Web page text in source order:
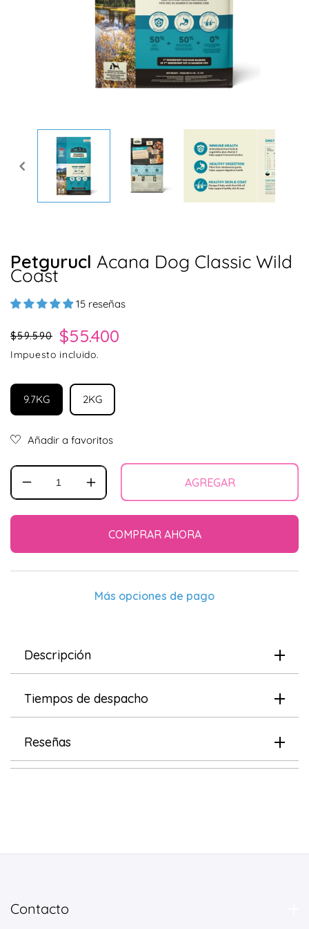
elemento
multimedia
en
una
Petgurucl Acana Dog Classic Wild
Coast
15 reseñas
Precio habitual
$59.590
Precio de oferta $55.400
Impuesto incluido.
9.7KG 2KG
Reducir
cantidad
para
Aumentar
cantidad
para
Acana
Coast
AGREGAR
COMPRAR AHORA
Más opciones de pago
Descripción
Tiempos de despacho
Reseñas
Contacto